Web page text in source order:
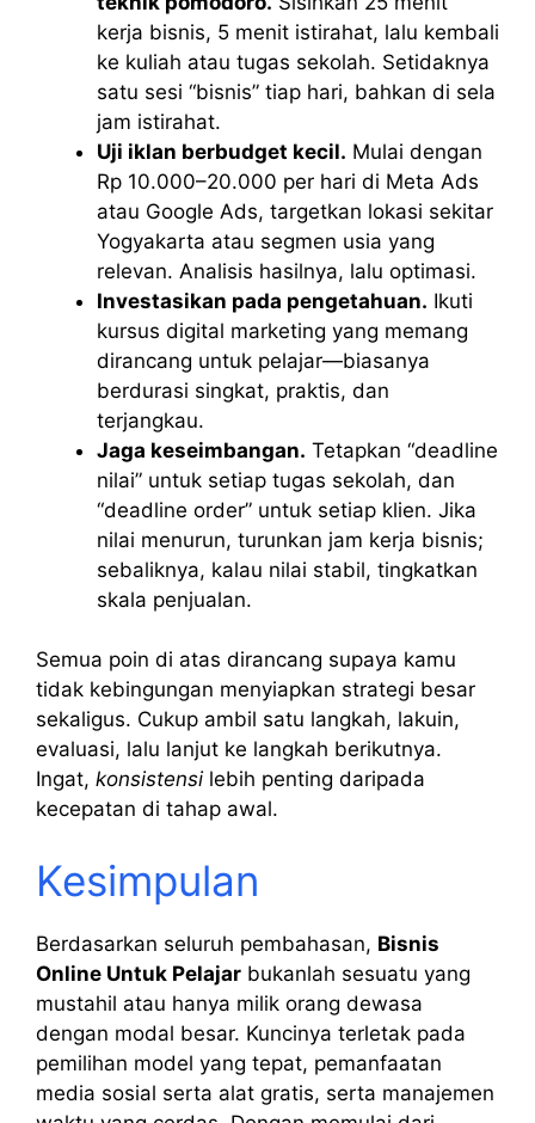
kerja bisnis, 5 menit istirahat, lalu kembali
ke kuliah atau tugas sekolah. Setidaknya
satu sesi “bisnis” tiap hari, bahkan di sela
jam istirahat.
Uji iklan berbudget kecil. Mulai dengan
Rp 10.000–20.000 per hari di Meta Ads
atau Google Ads, targetkan lokasi sekitar
Yogyakarta atau segmen usia yang
relevan. Analisis hasilnya, lalu optimasi.
Investasikan pada pengetahuan. Ikuti
kursus digital marketing yang memang
dirancang untuk pelajar—biasanya
berdurasi singkat, praktis, dan
terjangkau.
Jaga keseimbangan. Tetapkan “deadline
nilai” untuk setiap tugas sekolah, dan
“deadline order” untuk setiap klien. Jika
nilai menurun, turunkan jam kerja bisnis;
sebaliknya, kalau nilai stabil, tingkatkan
skala penjualan.
Semua poin di atas dirancang supaya kamu
tidak kebingungan menyiapkan strategi besar
sekaligus. Cukup ambil satu langkah, lakuin,
evaluasi, lalu lanjut ke langkah berikutnya.
Ingat, konsistensilebih penting daripada
kecepatan di tahap awal.
Kesimpulan
Berdasarkan seluruh pembahasan, Bisnis
Online Untuk Pelajar bukanlah sesuatu yang
mustahil atau hanya milik orang dewasa
dengan modal besar. Kuncinya terletak pada
pemilihan model yang tepat, pemanfaatan
media sosial serta alat gratis, serta manajemen